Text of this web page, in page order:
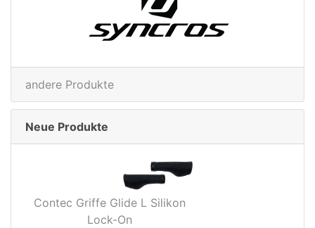
andere Produkte
Neue Produkte
Contec Griffe Glide L Silikon
Lock-On